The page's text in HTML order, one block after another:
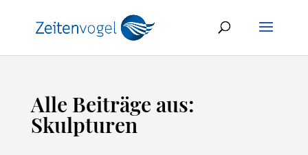
Alle Beiträge aus:
Skulpturen